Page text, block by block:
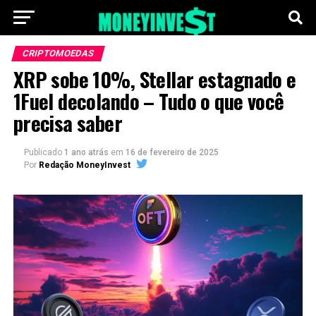
CRIPTOMOEDAS
XRP sobe 10%, Stellar estagnado e
1Fuel decolando – Tudo o que você
precisa saber
Publicado 1 ano atrás em 16 de fevereiro de 2025
Por Redação MoneyInvest